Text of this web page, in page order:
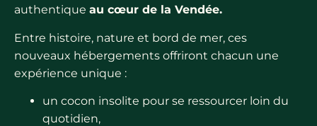
authentique au cœur de la Vendée.
Entre histoire, nature et bord de mer, ces
nouveaux hébergements offriront chacun une
expérience unique :
un cocon insolite pour se ressourcer loin du
quotidien,